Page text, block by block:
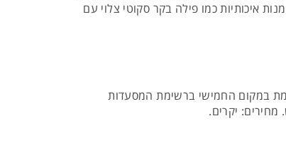
איכותיות כמו פילה בקר סקוטי צלוי עם
במקום החמישי ברשימת המסעדות
מחירים: יקרים.